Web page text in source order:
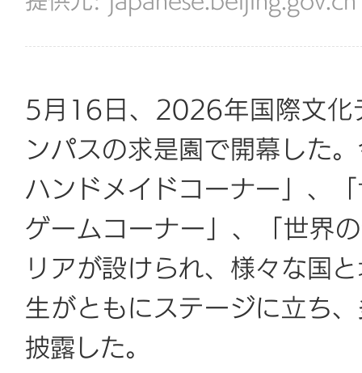
5月16日、2026年国際文化
ンパスの求是園で開幕した
ハンドメイドコーナー」、
ゲームコーナー」、「世界
リアが設けられ、様々な国
生がともにステージに立ち
披露した。